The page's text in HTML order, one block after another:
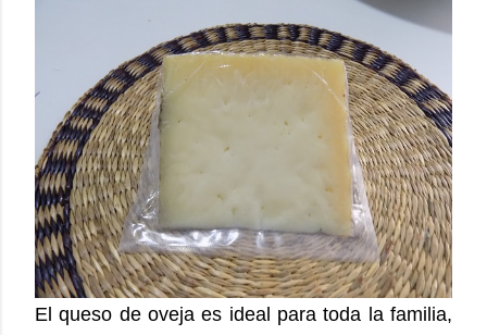
El queso de oveja es ideal para toda la familia,